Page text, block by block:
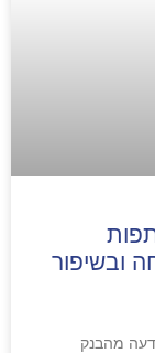
ובשיפור
מהבנק